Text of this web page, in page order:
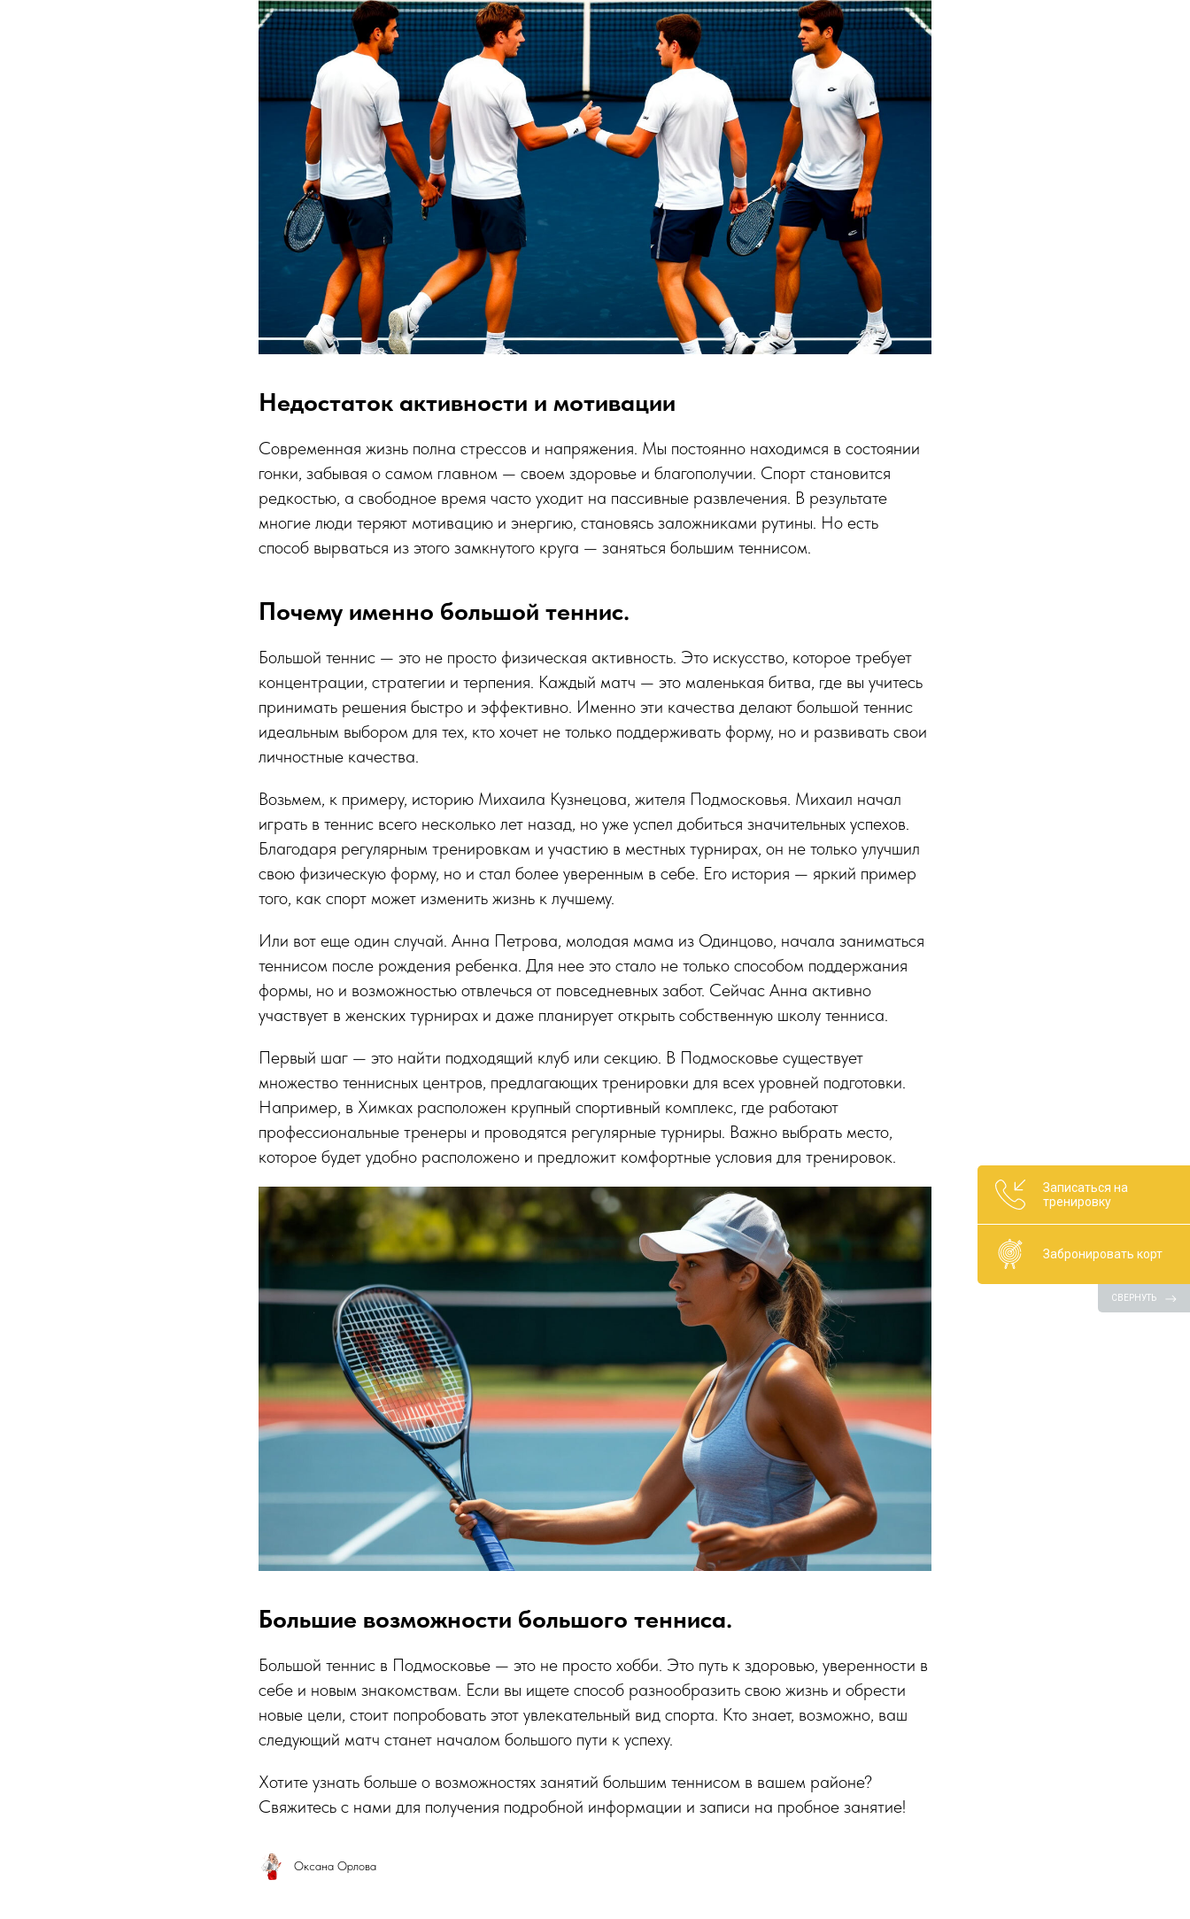
Недостаток активности и мотивации
Современная жизнь полна стрессов и напряжения. Мы постоянно находимся в состоянии
гонки, забывая о самом главном — своем здоровье и благополучии. Спорт становится
редкостью, а свободное время часто уходит на пассивные развлечения. В результате
многие люди теряют мотивацию и энергию, становясь заложниками рутины. Но есть
способ вырваться из этого замкнутого круга — заняться большим теннисом.
Почему именно большой теннис.
Большой теннис — это не просто физическая активность. Это искусство, которое требует
концентрации, стратегии и терпения. Каждый матч — это маленькая битва, где вы учитесь
принимать решения быстро и эффективно. Именно эти качества делают большой теннис
идеальным выбором для тех, кто хочет не только поддерживать форму, но и развивать свои
личностные качества.
Возьмем, к примеру, историю Михаила Кузнецова, жителя Подмосковья. Михаил начал
играть в теннис всего несколько лет назад, но уже успел добиться значительных успехов.
Благодаря регулярным тренировкам и участию в местных турнирах, он не только улучшил
свою физическую форму, но и стал более уверенным в себе. Его история — яркий пример
того, как спорт может изменить жизнь к лучшему.
Или вот еще один случай. Анна Петрова, молодая мама из Одинцово, начала заниматься
теннисом после рождения ребенка. Для нее это стало не только способом поддержания
формы, но и возможностью отвлечься от повседневных забот. Сейчас Анна активно
участвует в женских турнирах и даже планирует открыть собственную школу тенниса.
Первый шаг — это найти подходящий клуб или секцию. В Подмосковье существует
множество теннисных центров, предлагающих тренировки для всех уровней подготовки.
Например, в Химках расположен крупный спортивный комплекс, где работают
профессиональные тренеры и проводятся регулярные турниры. Важно выбрать место,
которое будет удобно расположено и предложит комфортные условия для тренировок.
Большие возможности большого тенниса.
Большой теннис в Подмосковье — это не просто хобби. Это путь к здоровью, уверенности в
себе и новым знакомствам. Если вы ищете способ разнообразить свою жизнь и обрести
новые цели, стоит попробовать этот увлекательный вид спорта. Кто знает, возможно, ваш
следующий матч станет началом большого пути к успеху.
Хотите узнать больше о возможностях занятий большим теннисом в вашем районе?
Свяжитесь с нами для получения подробной информации и записи на пробное занятие!
Оксана Орлова
Записаться на
тренировку
Забронировать корт
СВЕРНУТЬ